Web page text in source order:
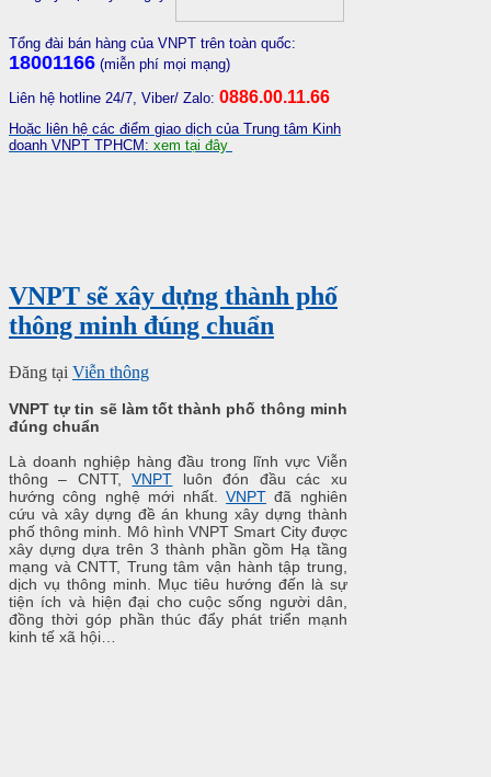
Tổng đài bán hàng của VNPT trên toàn quốc:
18001166 (miễn phí mọi mạng)
Liên hệ hotline 24/7, Viber/ Zalo: 0886.00.11.66
Hoặc liên hệ các điểm giao dịch của Trung tâm Kinh
doanh VNPT TPHCM: xem tại đây
VNPT sẽ xây dựng thành phố
thông minh đúng chuẩn
Đăng tại Viễn thông
VNPT tự tin sẽ làm tốt thành phố thông minh
đúng chuẩn
Là doanh nghiệp hàng đầu trong lĩnh vực Viễn
thông – CNTT,VNPT luôn đón đầu các xu
hướng công nghệ mới nhất.VNPT đã nghiên
cứu và xây dựng đề án khung xây dựng thành
phố thông minh. Mô hình VNPT Smart City được
xây dựng dựa trên 3 thành phần gồm Hạ tầng
mạng và CNTT, Trung tâm vận hành tập trung,
dịch vụ thông minh. Mục tiêu hướng đến là sự
tiện ích và hiện đại cho cuộc sống người dân,
đồng thời góp phần thúc đẩy phát triển mạnh
kinh tế xã hội…